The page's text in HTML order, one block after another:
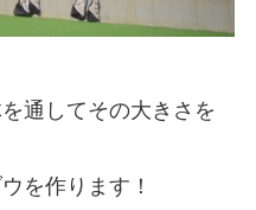
通してその大きさを
を作ります！